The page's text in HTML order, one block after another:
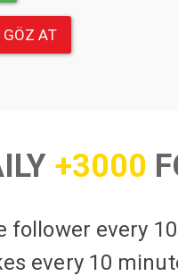
GÖZ AT
+3000
follower every
every 10